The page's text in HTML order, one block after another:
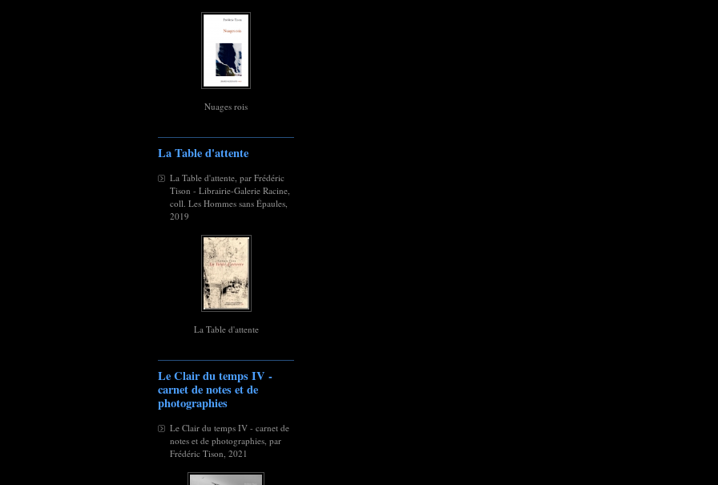
Nuages rois
La Table d'attente
La Table d'attente, par Frédéric
Tison - Librairie-Galerie Racine,
coll. Les Hommes sans Épaules,
2019
La Table d'attente
Le Clair du temps IV -
carnet de notes et de
photographies
Le Clair du temps IV - carnet de
notes et de photographies, par
Frédéric Tison, 2021